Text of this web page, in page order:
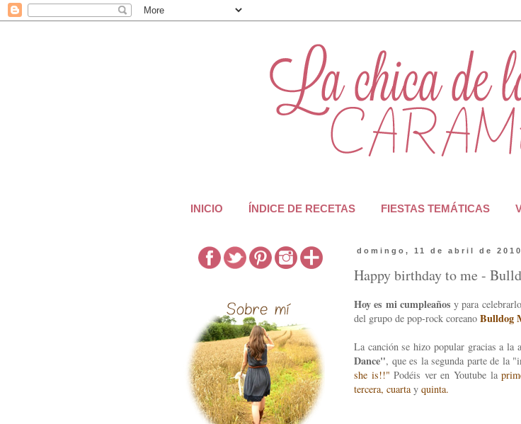
INICIO ÍNDICE DE RECETAS FIESTAS TEMÁTICAS
domingo, 11 de abril de 2010
Happy birthday to me -
Hoy es mi cumpleaños y para
del grupo de pop-rock coreano Bulldog
La canción se hizo popular gracias a la
Dance", que es la segunda parte de la
she is!!" Podéis ver en Youtube la
tercera, cuarta y quinta.